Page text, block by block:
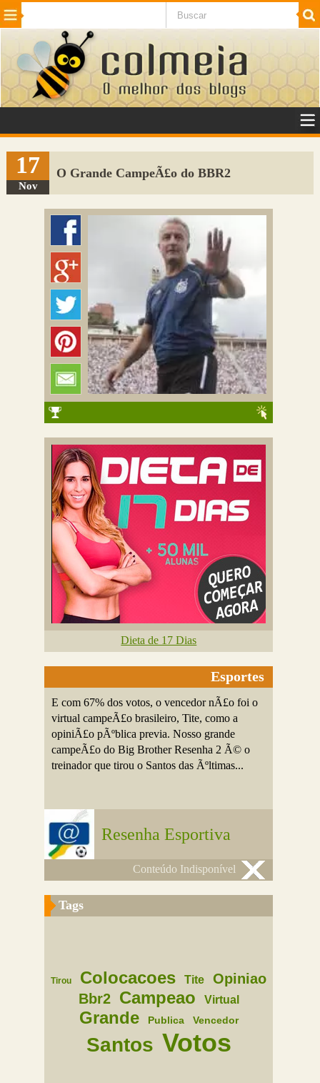
Beleza Cinema e TV
Internet Jogos NotÃ­cias SaÃºde
VeÃ­culos Adulto
Sugerir Link
Adicionar Blog
Colmeia Exchange
17
Nov
O Grande CampeÃ£o do BBR2
Dieta de 17 Dias
Esportes
E com 67% dos votos, o vencedor nÃ£o foi o
virtual campeÃ£o brasileiro, Tite, como a
opiniÃ£o pÃºblica previa. Nosso grande
campeÃ£o do Big Brother Resenha 2 Ã© o
treinador que tirou o Santos das Ãºltimas...
Resenha Esportiva
Conteúdo Indisponível
Tags
Tirou Colocacoes Tite
Opiniao
Bbr2
Campeao Virtual
Grande Publica Vencedor
Santos Votos